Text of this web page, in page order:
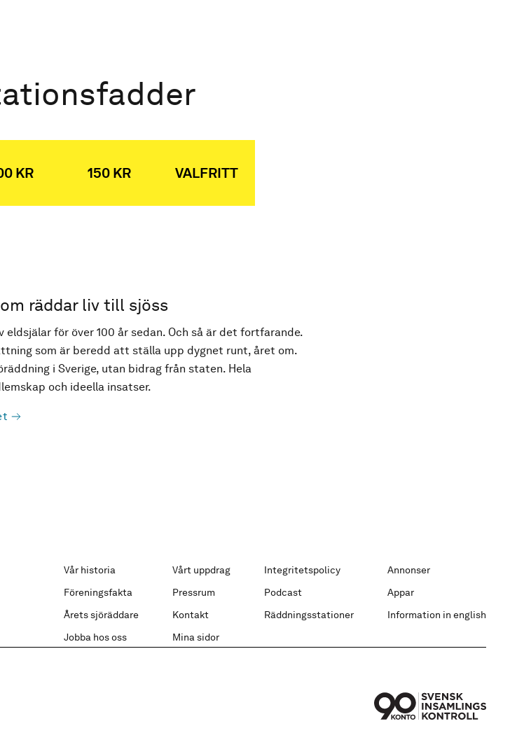
KR 150 KR VALFRITT
räddar liv till sjöss
för över 100 år sedan. Och så är det fortfarande.
som är beredd att ställa upp dygnet runt, året om.
i Sverige, utan bidrag från staten. Hela
och ideella insatser.
Vår historia Vårt uppdrag Integritetspolicy
Annonser
Föreningsfakta
Pressrum Podcast
Appar
Årets sjöräddare
Kontakt Räddningsstationer
Information in english
Jobba hos oss
Mina sidor